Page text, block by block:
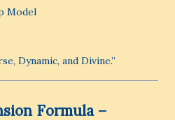
Model
Dynamic, and Divine.”
Formula –